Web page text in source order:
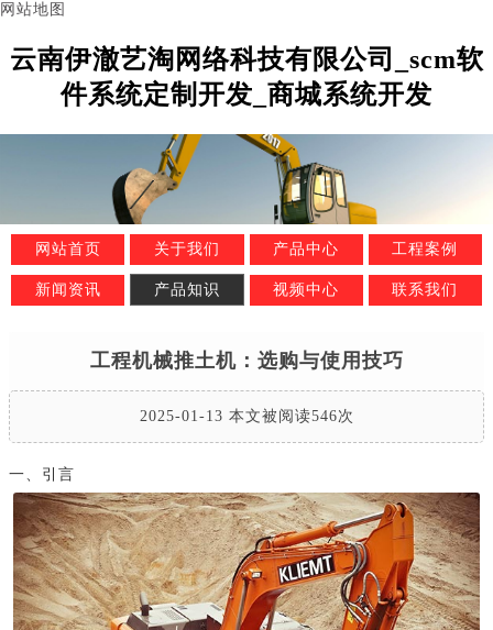
网站地图
云南伊澈艺淘网络科技有限公司_scm软
件系统定制开发_商城系统开发
网站首页 关于我们 产品中心 工程案例
新闻资讯 产品知识 视频中心 联系我们
工程机械推土机：选购与使用技巧
2025-01-13 本文被阅读546次
一、引言